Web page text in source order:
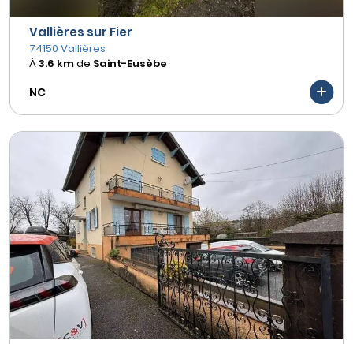
Vallières sur Fier
74150 Vallières
À3.6 kmde Saint-Eusèbe
NC